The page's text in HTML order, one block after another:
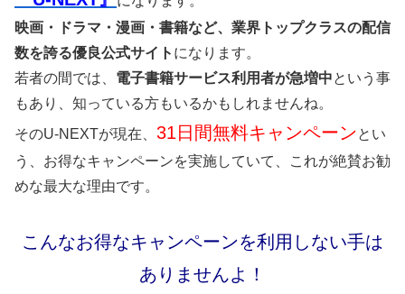
映画・ドラマ・漫画・書籍など、業界トップクラスの配信
数を誇る優良公式サイト になります。
若者の間では、 電子書籍サービス利用者が急増中という事
もあり、知っている方もいるかもしれませんね。
そのU-NEXTが現在、 31日間無料キャンペーンとい
う、お得なキャンペーンを実施していて、これが絶賛お勧
めな最大な理由です。
こんなお得なキャンペーンを利用しない手は
ありませんよ！